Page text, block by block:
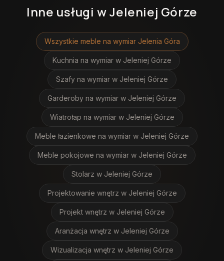
Inne usługiw Jeleniej Górze
Wszystkie meble na wymiar Jelenia Góra
Kuchnia na wymiar w Jeleniej Górze
Szafy na wymiar w Jeleniej Górze
Garderoby na wymiar w Jeleniej Górze
Wiatrołap na wymiar w Jeleniej Górze
Meble łazienkowe na wymiar w Jeleniej Górze
Meble pokojowe na wymiar w Jeleniej Górze
Stolarz w Jeleniej Górze
Projektowanie wnętrz w Jeleniej Górze
Projekt wnętrz w Jeleniej Górze
Aranżacja wnętrz w Jeleniej Górze
Wizualizacja wnętrz w Jeleniej Górze